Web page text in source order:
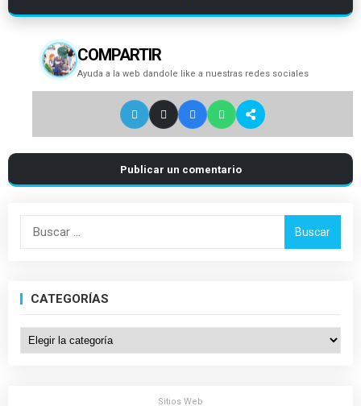
COMPARTIR
Ayuda a la web dandole like a nuestras redes sociales
Publicar un comentario
Buscar:
CATEGORÍAS
Categorías
Sitios Web